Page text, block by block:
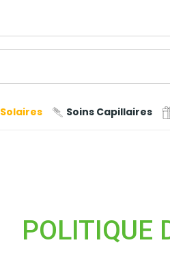
Solaires Soins Capillaires
POLITIQUE